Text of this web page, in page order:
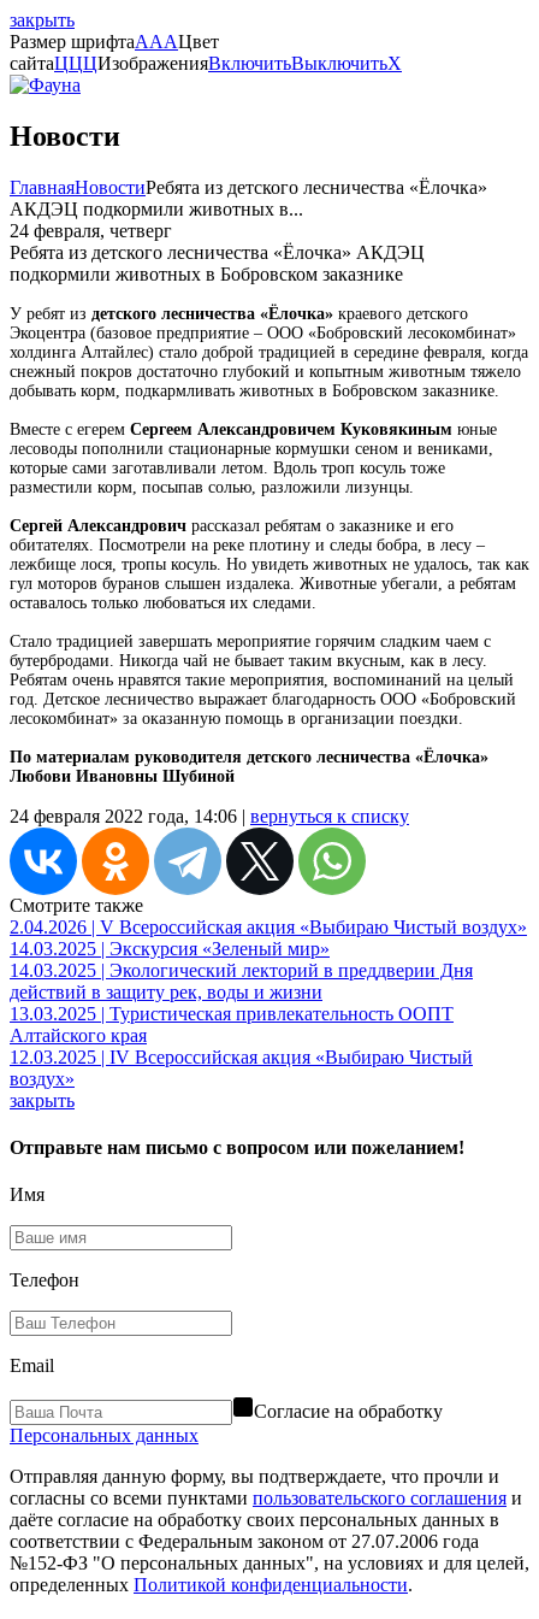
закрыть
Размер шрифтаAAAЦвет
сайтаЦЦЦИзображенияВключитьВыключитьX
Новости
ГлавнаяНовостиРебята из детского лесничества «Ёлочка»
АКДЭЦ подкормили животных в...
24 февраля, четверг
Ребята из детского лесничества «Ёлочка» АКДЭЦ
подкормили животных в Бобровском заказнике
У ребят из детского лесничества «Ёлочка» краевого детского
Экоцентра (базовое предприятие – ООО «Бобровский лесокомбинат»
холдинга Алтайлес) стало доброй традицией в середине февраля, когда
снежный покров достаточно глубокий и копытным животным тяжело
добывать корм, подкармливать животных в Бобровском заказнике.
Вместе с егерем Сергеем Александровичем Куковякиным юные
лесоводы пополнили стационарные кормушки сеном и вениками,
которые сами заготавливали летом. Вдоль троп косуль тоже
разместили корм, посыпав солью, разложили лизунцы.
Сергей Александрович рассказал ребятам о заказнике и его
обитателях. Посмотрели на реке плотину и следы бобра, в лесу –
лежбище лося, тропы косуль. Но увидеть животных не удалось, так как
гул моторов буранов слышен издалека. Животные убегали, а ребятам
оставалось только любоваться их следами.
Стало традицией завершать мероприятие горячим сладким чаем с
бутербродами. Никогда чай не бывает таким вкусным, как в лесу.
Ребятам очень нравятся такие мероприятия, воспоминаний на целый
год. Детское лесничество выражает благодарность ООО «Бобровский
лесокомбинат» за оказанную помощь в организации поездки.
По материалам руководителя детского лесничества «Ёлочка»
Любови Ивановны Шубиной
24 февраля 2022 года, 14:06 | вернуться к списку
Смотрите также
2.04.2026 | V Всероссийская акция «Выбираю Чистый воздух»
14.03.2025 | Экскурсия «Зеленый мир»
14.03.2025 | Экологический лекторий в преддверии Дня
действий в защиту рек, воды и жизни
13.03.2025 | Туристическая привлекательность ООПТ
Алтайского края
12.03.2025 | IV Всероссийская акция «Выбираю Чистый
воздух»
закрыть
Отправьте нам письмо с вопросом или пожеланием!
Имя
Телефон
Email
Согласие на обработку
Персональных данных
Отправляя данную форму, вы подтверждаете, что прочли и
согласны со всеми пунктами пользовательского соглашения и
даёте согласие на обработку своих персональных данных в
соответствии с Федеральным законом от 27.07.2006 года
№152-ФЗ "О персональных данных", на условиях и для целей,
определенных Политикой конфиденциальности.